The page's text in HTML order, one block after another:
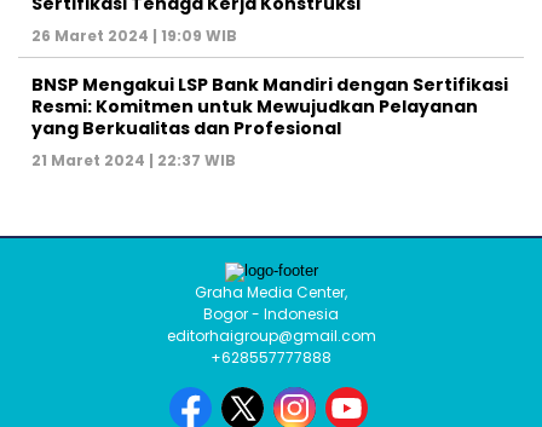
26 Maret 2024 | 19:09 WIB
BNSP Mengakui LSP Bank Mandiri dengan Sertifikasi
Resmi: Komitmen untuk Mewujudkan Pelayanan
yang Berkualitas dan Profesional
21 Maret 2024 | 22:37 WIB
Graha Media Center,
Bogor - Indonesia
editorhaigroup@gmail.com
+628557777888